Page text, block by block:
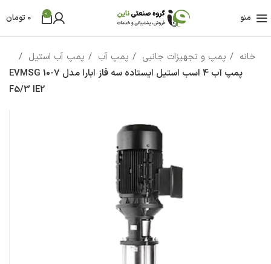
منو 0
0 تومان
خانه پمپ و تجهیزات جانبی پمپ آب
پمپ آب استیل
پمپ آب 4 اسب استيل ایستاده سه فاز ابارا مدل EVMSG 10-7
F5/3 IE2